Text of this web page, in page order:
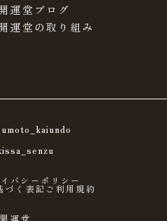
運堂ブログ
運堂の取り組み
バシーポリシー
づく表記 ご利用規約